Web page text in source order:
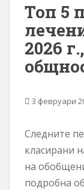
Топ 5
2026
3 февруари
Следните
класирани
на
подробна